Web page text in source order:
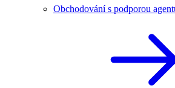
Obchodování s podporou